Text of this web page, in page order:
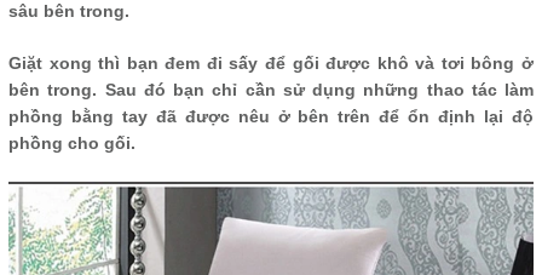
sâu bên trong.
Giặt xong thì bạn đem đi sấy để gối được khô và tơi bông ở
bên trong. Sau đó bạn chỉ cần sử dụng những thao tác làm
phồng bằng tay đã được nêu ở bên trên để ổn định lại độ
phồng cho gối.